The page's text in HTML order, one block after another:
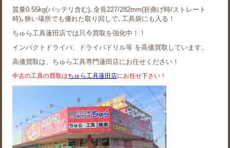
質量0.55kg(バッテリ含む)､全長227/282mm(折曲げ時/ストレート
時)｡狭い場所でも優れた取り回しで､工具袋にも入る！
ちゅら工具蓮田店では只今買取を強化中！！
インパクトドライバ、ドライバドリル等 を高価買取しています。
高価買取は、ちゅら工具専門蓮田店にお任せください！
中古の工具の買取はちゅら工具蓮田店にお任せ下さい！